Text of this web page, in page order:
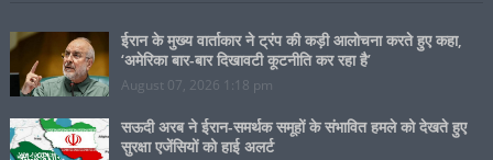
ईरान के मुख्य वार्ताकार ने ट्रंप की कड़ी आलोचना करते हुए कहा,
‘अमेरिका बार-बार दिखावटी कूटनीति कर रहा है’
August 07, 2026 1:18 pm
सऊदी अरब ने ईरान-समर्थक समूहों के संभावित हमले को देखते हुए
सुरक्षा एजेंसियों को हाई अलर्ट